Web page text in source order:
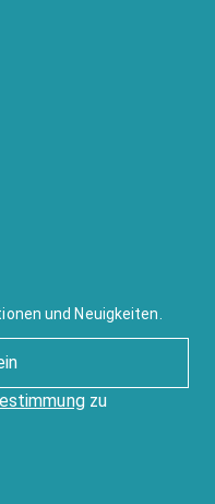
und Neuigkeiten.
zu